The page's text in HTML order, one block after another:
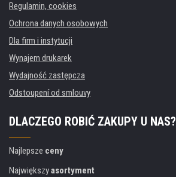
Regulamin, cookies
Ochrona danych osobowych
Dla firm i instytucji
Wynajem drukarek
Wydajność zastępcza
Odstoupení od smlouvy
DLACZEGO ROBIĆ ZAKUPY U NAS?
Najlepsze ceny
Największyasortyment